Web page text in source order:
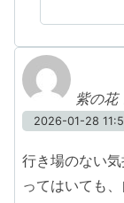
紫の花
2026-01-28
行き場のない
ってはいても